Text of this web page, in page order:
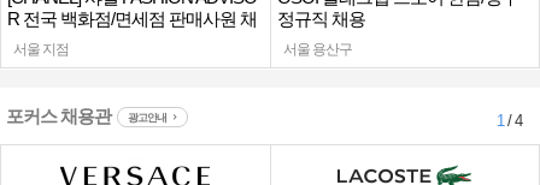
R 전국 백화점/면세점 판매사원 채
용
서울 지점
정규직 채용
서울 용산구
포커스 채용관 광고안내 1/ 4